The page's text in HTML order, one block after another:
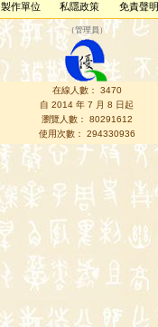
製作單位 私隱政策 免責聲明
（管理員 ）
在線人數： 3470
自 2014 年 7 月 8 日起
瀏覽人數： 80291612
使用次數： 294330936